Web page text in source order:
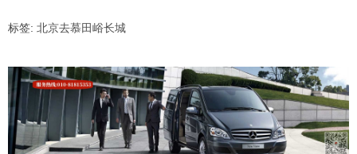
标签: 北京去慕田峪长城